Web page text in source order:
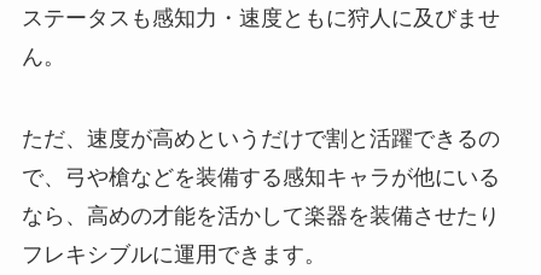
ステータスも感知力・速度ともに狩人に及びませ
ん。
ただ、 速度が高めというだけで割と活躍できるの
で、弓や槍などを装備する感知キャラが他にいる
なら、高めの才能を活かして楽器を装備させたり
フレキシブルに運用できます。